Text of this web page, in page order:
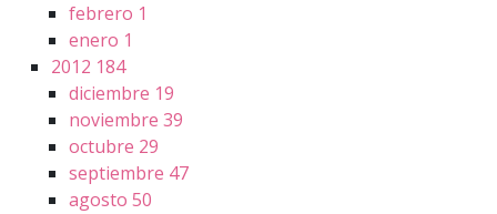
febrero 1
enero 1
2012 184
diciembre 19
noviembre 39
octubre 29
septiembre 47
agosto 50